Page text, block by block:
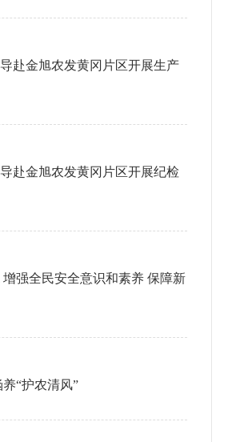
赴金旭农发黄冈片区开展生产
赴金旭农发黄冈片区开展纪检
强全民安全意识和素养 保障新
廉洁正气 涵养“护农清风”